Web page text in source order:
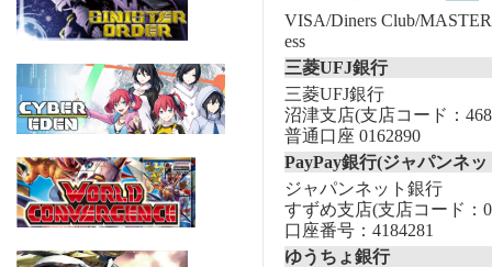
VISA/Diners Club/
ess
三菱UFJ銀行
三菱UFJ銀行
沼津支店(支店コード：
普通口座 0162890
PayPay銀行(ジャパンネ
ジャパンネット銀行
すずめ支店(支店コード：
口座番号：4184281
ゆうちょ銀行